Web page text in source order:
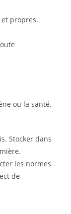
propres.
ou la santé.
Stocker dans
les normes
de